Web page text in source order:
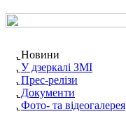
Новини
У дзеркалі ЗМІ
Прес-релізи
Документи
Фото- та відеогалерея